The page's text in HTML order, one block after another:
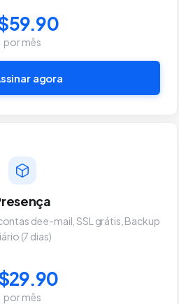
por mês
agora
de e-mail, SSL grátis, Backup
(7 dias)
por mês